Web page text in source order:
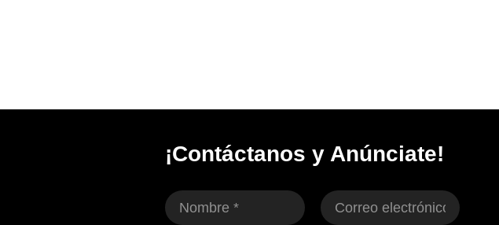
¡Contáctanos y Anúnciate!